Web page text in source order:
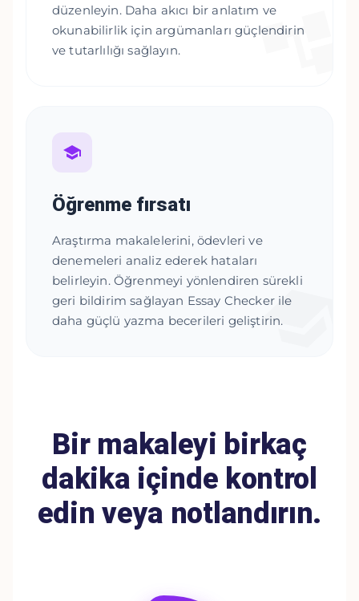
düzenleyin. Daha akıcı bir anlatım ve
okunabilirlik için argümanları güçlendirin
ve tutarlılığı sağlayın.
Öğrenme fırsatı
Araştırma makalelerini, ödevleri ve
denemeleri analiz ederek hataları
belirleyin. Öğrenmeyi yönlendiren sürekli
geri bildirim sağlayan Essay Checker ile
daha güçlü yazma becerileri geliştirin.
Bir makaleyi birkaç
dakika içinde kontrol
edin veya notlandırın.